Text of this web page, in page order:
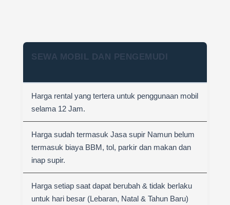
SEWA MOBIL DAN PENGEMUDI
Harga rental yang tertera untuk penggunaan mobil
selama 12 Jam.
Harga sudah termasuk Jasa supir Namun belum
termasuk biaya BBM, tol, parkir dan makan dan
inap supir.
Harga setiap saat dapat berubah & tidak berlaku
untuk hari besar (Lebaran, Natal & Tahun Baru)